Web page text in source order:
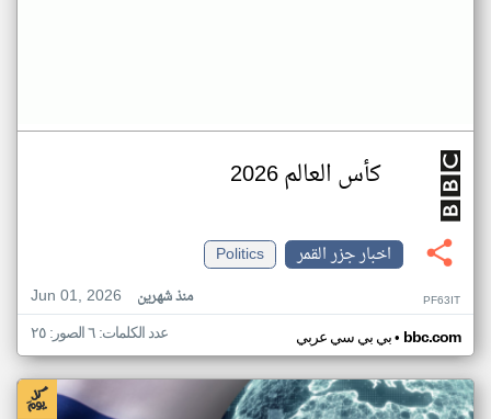
كأس العالم 2026
اخبار جزر القمر
Politics
Jun 01, 2026
منذ شهرين PF63IT
بي بي سي عربي• bbc.com عدد الكلمات: ٦ الصور: ٢٥